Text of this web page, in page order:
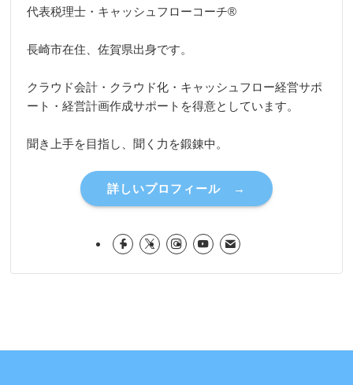
代表税理士・キャッシュフローコーチ®
長崎市在住、佐賀県出身です。
クラウド会計・クラウド化・キャッシュフロー経営サポ
ート・経営計画作成サポートを得意としています。
聞き上手を目指し、聞く力を鍛錬中。
詳しいプロフィール →